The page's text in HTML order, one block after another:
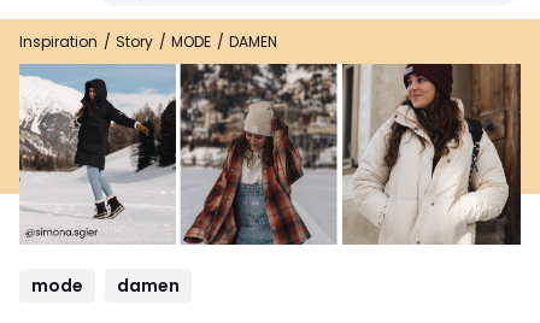
Zuletzt
angesehenen
Artikel
Inspiration Story MODE DAMEN
mode damen